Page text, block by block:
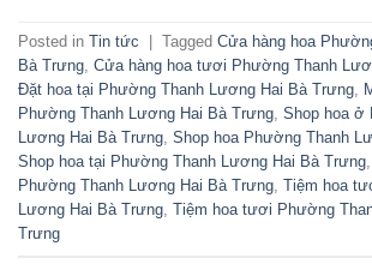
Posted in Tin tức Tagged Cửa hàng hoa
Bà Trưng Cửa hàng hoa tươi Phường Thanh
Đặt hoa tại Phường Thanh Lương Hai Bà Trưng
Phường Thanh Lương Hai Bà Trưng Shop hoa ở
Lương Hai Bà Trưng Shop hoa Phường Thanh
Shop hoa tại Phường Thanh Lương Hai Bà Trưng
Phường Thanh Lương Hai Bà Trưng Tiệm hoa
Lương Hai Bà Trưng Tiệm hoa tươi Phường
Trưng